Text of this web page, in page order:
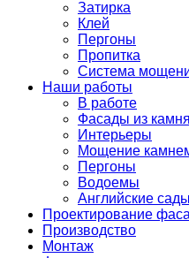
Затирка
Клей
Пергоны
Пропитка
Система
Наши работы
В работе
Фасады из камня
Интерьеры
Мощение
Пергоны
Водоемы
Английские сады
Проектирование
Производство
Монтаж